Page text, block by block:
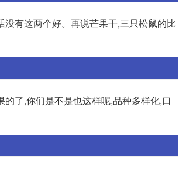
有这两个好。再说芒果干,三只松鼠的比
了,你们是不是也这样呢,品种多样化,口